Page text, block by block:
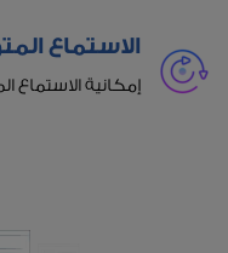
الاستماع
إمكانية الاستماع